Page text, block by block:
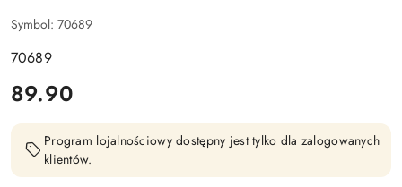
Symbol: 70689
70689
cena:
89.90
Program lojalnościowy dostępny jest tylko dla zalogowanych
klientów.